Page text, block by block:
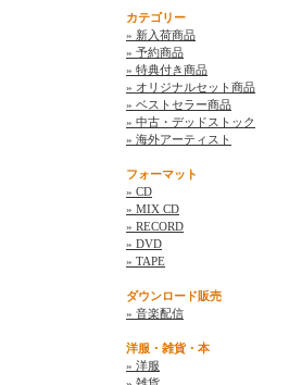
カテゴリー
» 新入荷商品
» 予約商品
» 特典付き商品
» オリジナルセット商品
» ベストセラー商品
» 中古・デッドストック
» 海外アーティスト
フォーマット
» CD
» MIX CD
» RECORD
» DVD
» TAPE
ダウンロード販売
» 音楽配信
洋服・雑貨・本
» 洋服